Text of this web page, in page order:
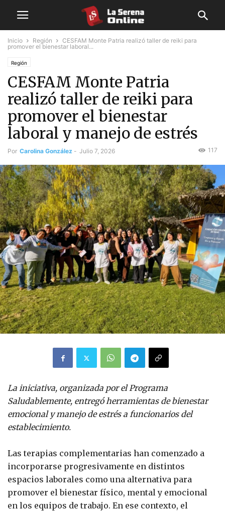
Inicio Región
CESFAM Monte Patria realizó taller de reiki para
promover el bienestar laboral...
Región
CESFAM Monte Patria
realizó taller de reiki para
promover el bienestar
laboral y manejo de estrés
Por Carolina González - Julio 7, 2026 117
La iniciativa, organizada por el Programa
Saludablemente, entregó herramientas de bienestar
emocional y manejo de estrés a funcionarios del
establecimiento.
Las terapias complementarias han comenzado a
incorporarse progresivamente en distintos
espacios laborales como una alternativa para
promover el bienestar físico, mental y emocional
en los equipos de trabajo. En ese contexto, el